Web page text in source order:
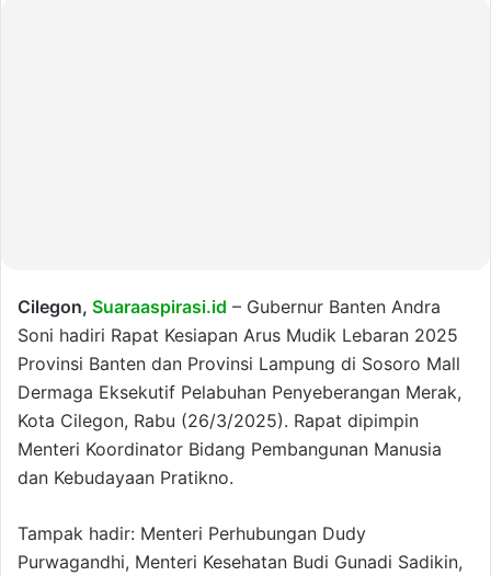
Cilegon, Suaraaspirasi.id – Gubernur Banten Andra
Soni hadiri Rapat Kesiapan Arus Mudik Lebaran 2025
Provinsi Banten dan Provinsi Lampung di Sosoro Mall
Dermaga Eksekutif Pelabuhan Penyeberangan Merak,
Kota Cilegon, Rabu (26/3/2025). Rapat dipimpin
Menteri Koordinator Bidang Pembangunan Manusia
dan Kebudayaan Pratikno.
Tampak hadir: Menteri Perhubungan Dudy
Purwagandhi, Menteri Kesehatan Budi Gunadi Sadikin,